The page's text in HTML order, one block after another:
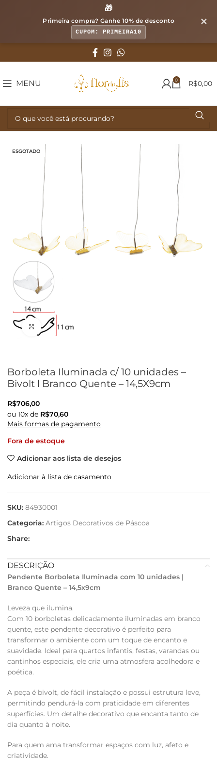
🎁
Primeira compra? Ganhe 10% de desconto
CUPOM: PRIMEIRA10
✕
MENU 0 R$0,00
ESGOTADO
Clique para ampliar
Borboleta Iluminada c/ 10 unidades –
Bivolt l Branco Quente – 14,5X9cm
R$706,00
ou 10x de R$70,60
Mais formas de pagamento
Fora de estoque
Adicionar aos lista de desejos
Adicionar à lista de casamento
SKU: 84930001
Categoria: Artigos Decorativos de Páscoa
Share:
DESCRIÇÃO
Pendente Borboleta Iluminada com 10 unidades |
Branco Quente – 14,5x9cm
Leveza que ilumina.
Com 10 borboletas delicadamente iluminadas em branco
quente, este pendente decorativo é perfeito para
transformar o ambiente com um toque de encanto e
suavidade. Ideal para quartos infantis, festas, varandas ou
cantinhos especiais, ele cria uma atmosfera acolhedora e
poética.
A peça é bivolt, de fácil instalação e possui estrutura leve,
permitindo pendurá-la com praticidade em diferentes
superfícies. Um detalhe decorativo que encanta tanto de
dia quanto à noite.
Para quem ama transformar espaços com luz, afeto e
criatividade.